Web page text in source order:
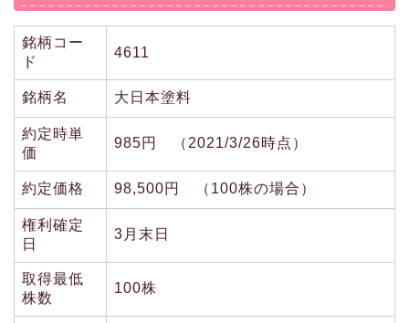
銘柄コー
ド
4611
銘柄名 大日本塗料
約定時単
価
985円 （2021/3/26時点）
約定価格 98,500円 （100株の場合）
権利確定
日
3月末日
取得最低
株数
100株